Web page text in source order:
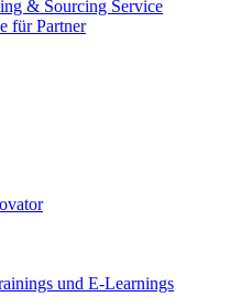
& Sourcing Service
für Partner
und E-Learnings